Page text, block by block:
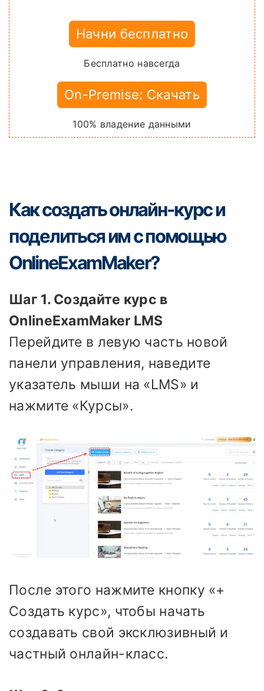
Начни бесплатно
Бесплатно навсегда
On-Premise: Скачать
100% владение данными
Как создать онлайн-курс и
поделиться им с помощью
OnlineExamMaker?
Шаг 1. Создайте курс в
OnlineExamMaker LMS
Перейдите в левую часть новой
панели управления, наведите
указатель мыши на «LMS» и
нажмите «Курсы».
После этого нажмите кнопку «+
Создать курс», чтобы начать
создавать свой эксклюзивный и
частный онлайн-класс.